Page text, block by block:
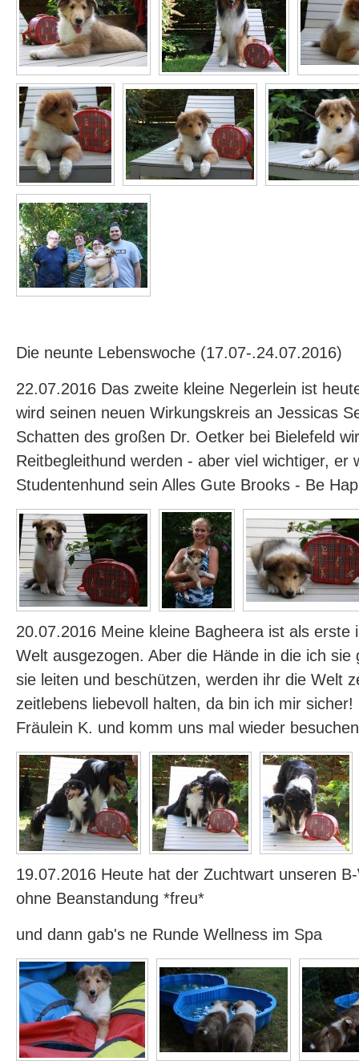
Die neunte Lebenswoche (17.07-.24.07.2016)
22.07.2016 Das zweite kleine Negerlein ist
wird seinen neuen Wirkungskreis an Jessicas
Schatten des großen Dr. Oetker bei Bielefeld
Reitbegleithund werden - aber viel wichtiger, er
Studentenhund sein Alles Gute Brooks - Be
20.07.2016 Meine kleine Bagheera ist als erste
Welt ausgezogen. Aber die Hände in die ich sie
sie leiten und beschützen, werden ihr die Welt
zeitlebens liebevoll halten, da bin ich mir
Fräulein K. und komm uns mal wieder
19.07.2016 Heute hat der Zuchtwart unseren
ohne Beanstandung *freu*
und dann gab's ne Runde Wellness im Spa